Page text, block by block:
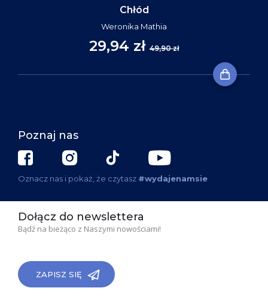
Chłód
Weronika Mathia
29,94 zł 49,90 zł
Poznaj nas
Oznacz nas i pokaż, że czytasz #wydajenamsie
Dołącz do newslettera
Bądź na bieżąco z Naszymi nowościami!
ZAPISZ SIĘ